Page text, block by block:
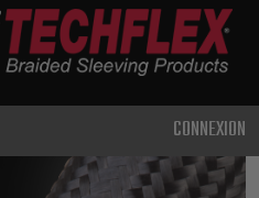
CONNEXION